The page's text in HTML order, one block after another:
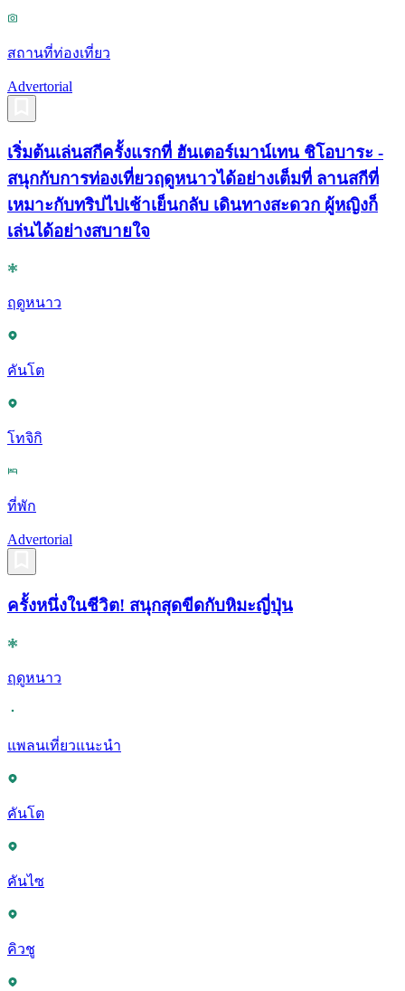
สถานที่ท่องเที่ยว
Advertorial
เริ่มต้นเล่นสกีครั้งแรกที่ ฮันเตอร์เมาน์เทน ชิโอบาระ -
สนุกกับการท่องเที่ยวฤดูหนาวได้อย่างเต็มที่ ลานสกีที่
เหมาะกับทริปไปเช้าเย็นกลับ เดินทางสะดวก ผู้หญิงก็
เล่นได้อย่างสบายใจ
ฤดูหนาว
คันโต
โทจิกิ
ที่พัก
Advertorial
ครั้งหนึ่งในชีวิต! สนุกสุดขีดกับหิมะญี่ปุ่น
ฤดูหนาว
แพลนเที่ยวแนะนำ
คันโต
คันไซ
คิวชู